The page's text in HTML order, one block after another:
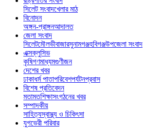
সিলেট সংবাদখেলার মাঠ
বিনোদন
অঙ্গন-প্রাঙ্গনআদালত
জেলা সংবাদ
সিলেটমৌলভীবাজারসুনামগঞ্জহবিগঞ্জউপজেলা সংবাদ
এক্সক্লুসিভ
কৃষিগণমাধ্যমগুণীজন
দেশের খবর
ঢাকাধর্ম পাতাপরিবেশপর্যটনপ্রবাস
বিশেষ প্রতিবেদন
মতামতশিক্ষাসংগঠনের খবর
সম্পাদকীয়
সাহিত্যস্বাস্থ্য ও চিকিৎসা
যুগভেরী পরিবার